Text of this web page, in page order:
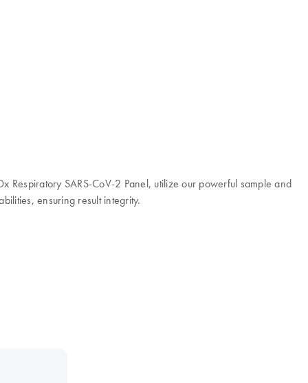
Respiratory SARS-CoV-2 Panel, utilize our powerful sample and
ensuring result integrity.